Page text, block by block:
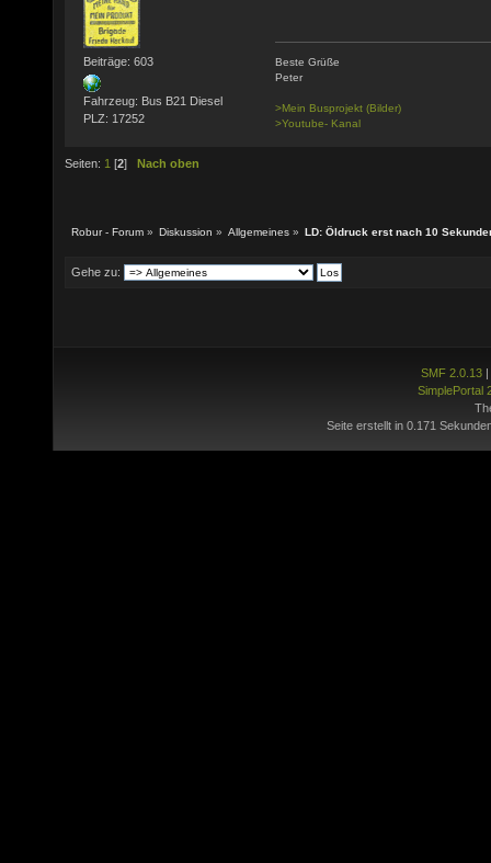
Beiträge: 603
Fahrzeug: Bus B21 Diesel
PLZ: 17252
Beste Grüße
Peter
>Mein Busprojekt (Bilder)
>Youtube- Kanal
Seiten: 1 [2] Nach oben
Robur - Forum » Diskussion » Allgemeines » LD: Öldruck erst nach 10
Gehe zu:
SMF 2.0.13|
SimplePortal
Seite erstellt in 0.171